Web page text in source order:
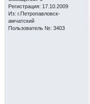
Регистрация: 17.10.2009
Из: г.Петропавловск-
амчатский
Пользователь №: 3403